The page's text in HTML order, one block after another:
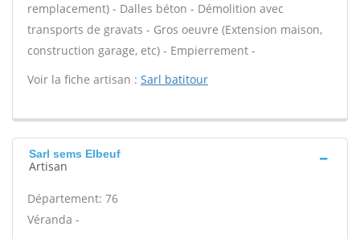
remplacement) - Dalles béton - Démolition avec
transports de gravats - Gros oeuvre (Extension maison,
construction garage, etc) - Empierrement -
Voir la fiche artisan : Sarl batitour
Sarl sems Elbeuf
Artisan
Département: 76
Véranda -